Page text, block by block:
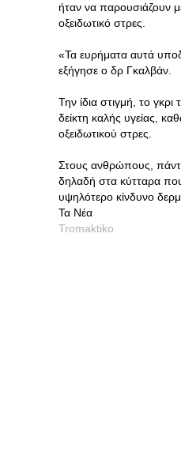
ήταν να παρουσιάζουν
οξειδωτικό στρες.
«Τα ευρήματα αυτά
εξήγησε ο δρ Γκαλβάν.
Την ίδια στιγμή, το γκρι
δείκτη καλής υγείας,
οξειδωτικού στρες.
Στους ανθρώπους,
δηλαδή στα κύτταρα
υψηλότερο κίνδυνο
Τα Νέα
Tromaktiko